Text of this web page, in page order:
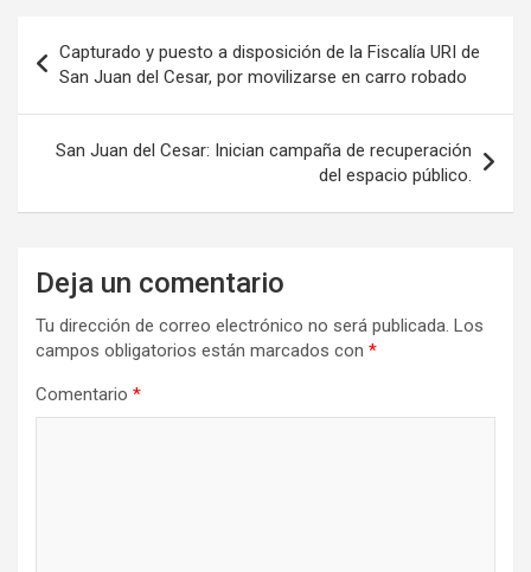
de
entradas
Capturado y puesto a disposición de la Fiscalía URI de
San Juan del Cesar, por movilizarse en carro robado
San Juan del Cesar: Inician campaña de recuperación
del espacio público.
Deja un comentario
Tu dirección de correo electrónico no será publicada. Los
campos obligatorios están marcados con *
Comentario *